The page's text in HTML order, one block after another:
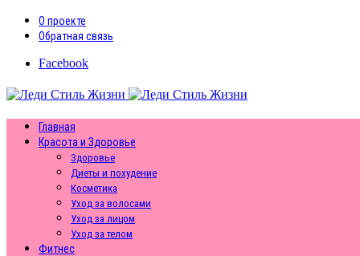
О проекте
Обратная связь
Facebook
Главная
Красота и Здоровье
Здоровье
Диеты и похудение
Косметика
Уход за волосами
Уход за лицом
Уход за телом
Фитнес